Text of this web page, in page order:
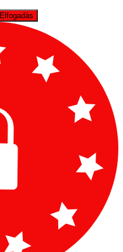
Elfogadás